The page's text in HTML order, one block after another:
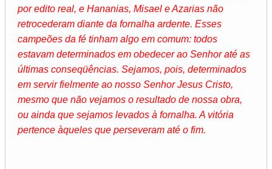
por edito real, e Hananias, Misael e Azarias não
retrocederam diante da fornalha ardente. Esses
campeões da fé tinham algo em comum: todos
estavam determinados em obedecer ao Senhor até as
últimas conseqüências. Sejamos, pois, determinados
em servir fielmente ao nosso Senhor Jesus Cristo,
mesmo que não vejamos o resultado de nossa obra,
ou ainda que sejamos levados à fornalha. A vitória
pertence àqueles que perseveram até o fim.